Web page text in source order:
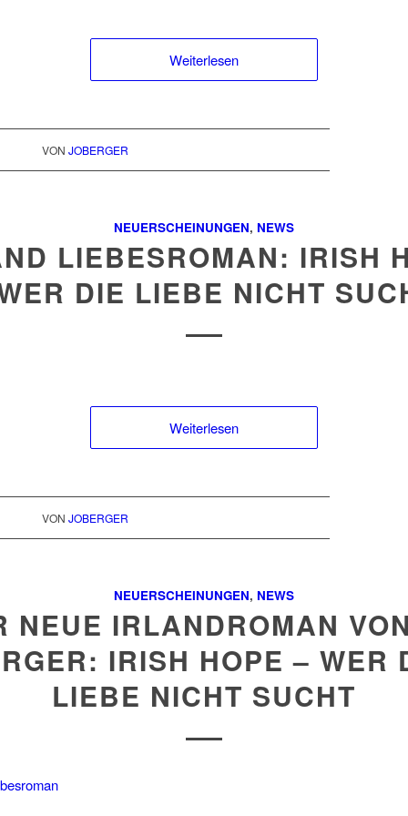
Weiterlesen
VON JOBERGER
NEUERSCHEINUNGEN, NEWS
LIEBESROMAN: IRISH
DIE LIEBE NICHT
Weiterlesen
VON JOBERGER
NEUERSCHEINUNGEN, NEWS
NEUE IRLANDROMAN
IRISH HOPE – WER
LIEBE NICHT SUCHT